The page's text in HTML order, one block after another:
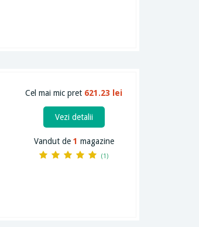
Cel mai mic pret 621.23 lei
Vezi detalii
Vandut de 1 magazine
(1)